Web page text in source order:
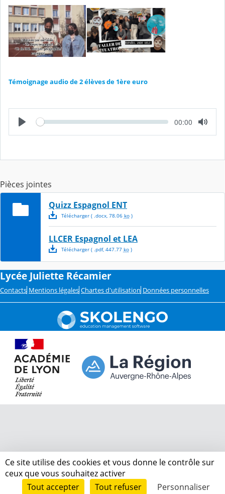
Témoignage audio de 2 élèves de 1ère euro
L
e
c
e
T
m
é
00:00
Pièces jointes
Quizz Espagnol ENT
Télécharger( .docx, 78.06 ko)
LLCER Espagnol et LEA
Télécharger( .pdf, 447.77 ko)
Lycée Juliette Récamier
Contacts Mentions légales Chartes d'utilisation Données personnelles
Ce site utilise des cookies et vous donne le contrôle sur
ceux que vous souhaitez activer
Tout accepter
Tout refuser Personnaliser